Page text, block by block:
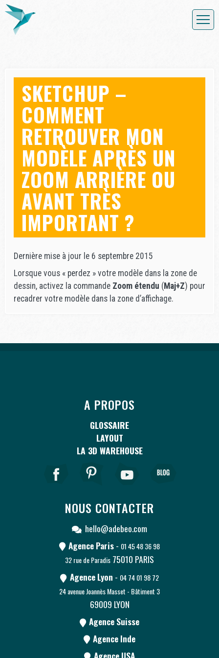
SKETCHUP –
COMMENT
RETROUVER MON
MODÈLE APRÈS UN
ZOOM ARRIÈRE OU
AVANT TRÈS
IMPORTANT ?
Dernière mise à jour le 6 septembre 2015
Lorsque vous « perdez » votre modèle dans la zone de
dessin, activez la commande Zoom étendu (Maj+Z) pour
recadrer votre modèle dans la zone d’affichage.
A PROPOS
GLOSSAIRE
LAYOUT
LA 3D WAREHOUSE
NOUS CONTACTER
hello@adebeo.com
Agence Paris- 01 45 48 36 98
32 rue de Paradis 75010 PARIS
Agence Lyon - 04 74 01 98 72
24 avenue Joannès Masset - Bâtiment 3
69009 LYON
Agence Suisse
Agence Inde
Agence USA